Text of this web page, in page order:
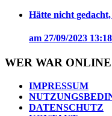
Hätte nicht
am 27/09/2023
WER WAR ONLINE
IMPRESSUM
DATENSCHUTZ